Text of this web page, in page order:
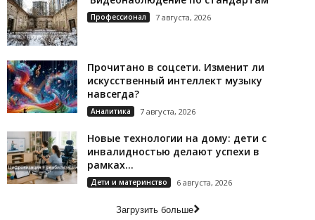
Профессионал 7 августа, 2026
Прочитано в соцсети. Изменит ли
искусственный интеллект музыку
навсегда?
Аналитика 7 августа, 2026
Новые технологии на дому: дети с
инвалидностью делают успехи в
рамках...
Дети и материнство 6 августа, 2026
Загрузить больше